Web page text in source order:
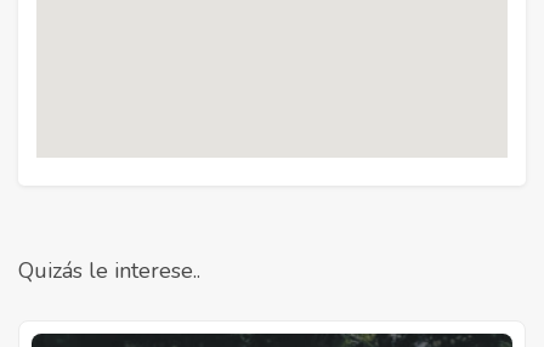
Quizás le interese..